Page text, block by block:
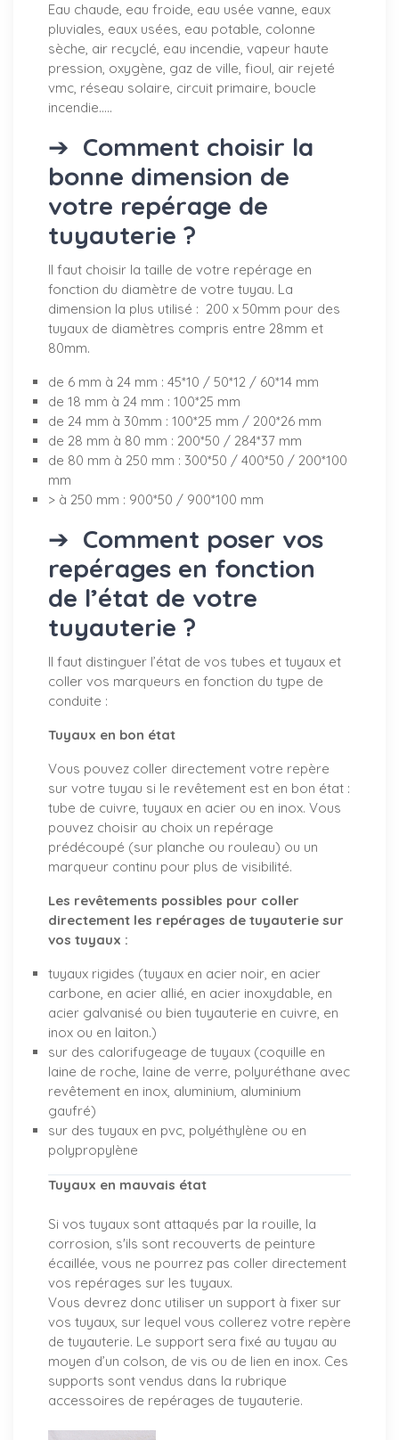
Eau chaude, eau froide, eau usée vanne, eaux
pluviales, eaux usées, eau potable, colonne
sèche, air recyclé, eau incendie, vapeur haute
pression, oxygène, gaz de ville, fioul, air rejeté
vmc, réseau solaire, circuit primaire, boucle
incendie.....
➔ Comment choisir la
bonne dimension de
votre repérage de
tuyauterie ?
Il faut choisir la taille de votre repérage en
fonction du diamètre de votre tuyau. La
dimension la plus utilisé : 200 x 50mm pour des
tuyaux de diamètres compris entre 28mm et
80mm.
de 6 mm à 24 mm : 45*10 / 50*12 / 60*14 mm
de 18 mm à 24 mm : 100*25 mm
de 24 mm à 30mm : 100*25 mm / 200*26 mm
de 28 mm à 80 mm : 200*50 / 284*37 mm
de 80 mm à 250 mm : 300*50 / 400*50 / 200*100
mm
> à 250 mm : 900*50 / 900*100 mm
➔ Comment poser vos
repérages en fonction
de l’état de votre
tuyauterie ?
Il faut distinguer l’état de vos tubes et tuyaux et
coller vos marqueurs en fonction du type de
conduite :
Tuyaux en bon état
Vous pouvez coller directement votre repère
sur votre tuyau si le revêtement est en bon état :
tube de cuivre, tuyaux en acier ou en inox. Vous
pouvez choisir au choix un repérage
prédécoupé (sur planche ou rouleau) ou un
marqueur continu pour plus de visibilité.
Les revêtements possibles pour coller
directement les repérages de tuyauterie sur
vos tuyaux :
tuyaux rigides (tuyaux en acier noir, en acier
carbone, en acier allié, en acier inoxydable, en
acier galvanisé ou bien tuyauterie en cuivre, en
inox ou en laiton.)
sur des calorifugeage de tuyaux (coquille en
laine de roche, laine de verre, polyuréthane avec
revêtement en inox, aluminium, aluminium
gaufré)
sur des tuyaux en pvc, polyéthylène ou en
polypropylène
Tuyaux en mauvais état
Si vos tuyaux sont attaqués par la rouille, la
corrosion, s'ils sont recouverts de peinture
écaillée, vous ne pourrez pas coller directement
vos repérages sur les tuyaux.
Vous devrez donc utiliser un support à fixer sur
vos tuyaux, sur lequel vous collerez votre repère
de tuyauterie. Le support sera fixé au tuyau au
moyen d’un colson, de vis ou de lien en inox. Ces
supports sont vendus dans la rubrique
accessoires de repérages de tuyauterie.